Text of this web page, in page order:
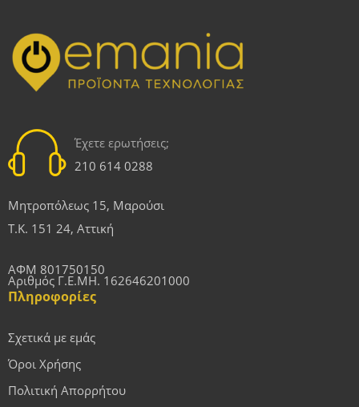
Έχετε ερωτήσεις;
210 614 0288
Μητροπόλεως 15, Μαρούσι
Τ.Κ. 151 24, Αττική
ΑΦΜ 801750150
Αριθμός Γ.Ε.ΜΗ. 162646201000
Πληροφορίες
Σχετικά με εμάς
Όροι Χρήσης
Πολιτική Απορρήτου